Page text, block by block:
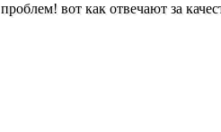
проблем! вот как отвечают за